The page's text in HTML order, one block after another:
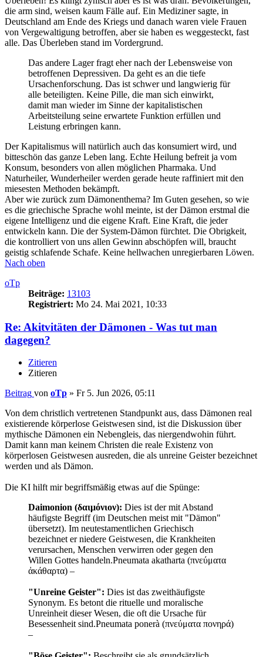
die arm sind, weisen kaum Fälle auf. Ein Mediziner sagte, in
Deutschland am Ende des Kriegs und danach waren viele Frauen
von Vergewaltigung betroffen, aber sie haben es weggesteckt, fast
alle. Das Überleben stand im Vordergrund.
Das andere Lager fragt eher nach der Lebensweise von
betroffenen Depressiven. Da geht es an die tiefe
Ursachenforschung. Das ist schwer und langwierig für
alle beteiligten. Keine Pille, die man sich einwirkt,
damit man wieder im Sinne der kapitalistischen
Arbeitsteilung seine erwartete Funktion erfüllen und
Leistung erbringen kann.
Der Kapitalismus will natürlich auch das konsumiert wird, und
bitteschön das ganze Leben lang. Echte Heilung befreit ja vom
Konsum, besonders von allen möglichen Pharmaka. Und
Naturheiler, Wunderheiler werden gerade heute raffiniert mit den
miesesten Methoden bekämpft.
Aber wie zurück zum Dämonenthema? Im Guten gesehen, so wie
es die griechische Sprache wohl meinte, ist der Dämon erstmal die
eigene Intelligenz und die eigene Kraft. Eine Kraft, die jeder
entwickeln kann. Die der System-Dämon fürchtet. Die Obrigkeit,
die kontrolliert von uns allen Gewinn abschöpfen will, braucht
geistig schlafende Schafe. Keine hellwachen unregierbaren Löwen.
Nach oben
oTp
Beiträge: 13103
Registriert: Mo 24. Mai 2021, 10:33
Re: Akitvitäten der Dämonen - Was tut man
dagegen?
Zitieren
Zitieren
Beitrag von oTp » Fr 5. Jun 2026, 05:11
Von dem christlich vertretenen Standpunkt aus, dass Dämonen real
existierende körperlose Geistwesen sind, ist die Diskussion über
mythische Dämonen ein Nebengleis, das niergendwohin führt.
Damit kann man keinem Christen die reale Existenz von
körperlosen Geistwesen ausreden, die als unreine Geister bezeichnet
werden und als Dämon.
Die KI hilft mir begriffsmäßig etwas auf die Spünge:
Daimonion (δαιμόνιον): Dies ist der mit Abstand
häufigste Begriff (im Deutschen meist mit "Dämon"
übersetzt). Im neutestamentlichen Griechisch
bezeichnet er niedere Geistwesen, die Krankheiten
verursachen, Menschen verwirren oder gegen den
Willen Gottes handeln.Pneumata akatharta (πνεύματα
ἀκάθαρτα) –
"Unreine Geister": Dies ist das zweithäufigste
Synonym. Es betont die rituelle und moralische
Unreinheit dieser Wesen, die oft die Ursache für
Besessenheit sind.Pneumata ponerà (πνεύματα πονηρά)
–